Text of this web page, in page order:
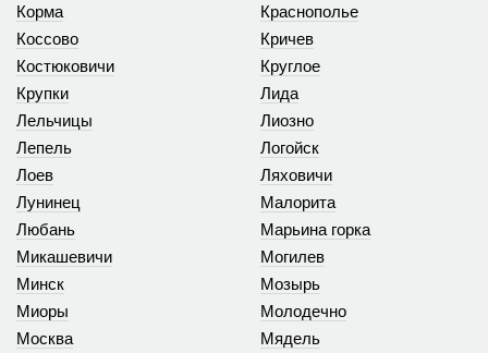
Корма
Коссово
Костюковичи
Краснополье
Кричев
Круглое
Крупки
Лельчицы
Лепель
Лида
Лиозно
Логойск
Лоев
Лунинец
Любань
Ляховичи
Малорита
Марьина горка
Микашевичи
Минск
Миоры
Могилев
Мозырь
Молодечно
Москва
Мядель